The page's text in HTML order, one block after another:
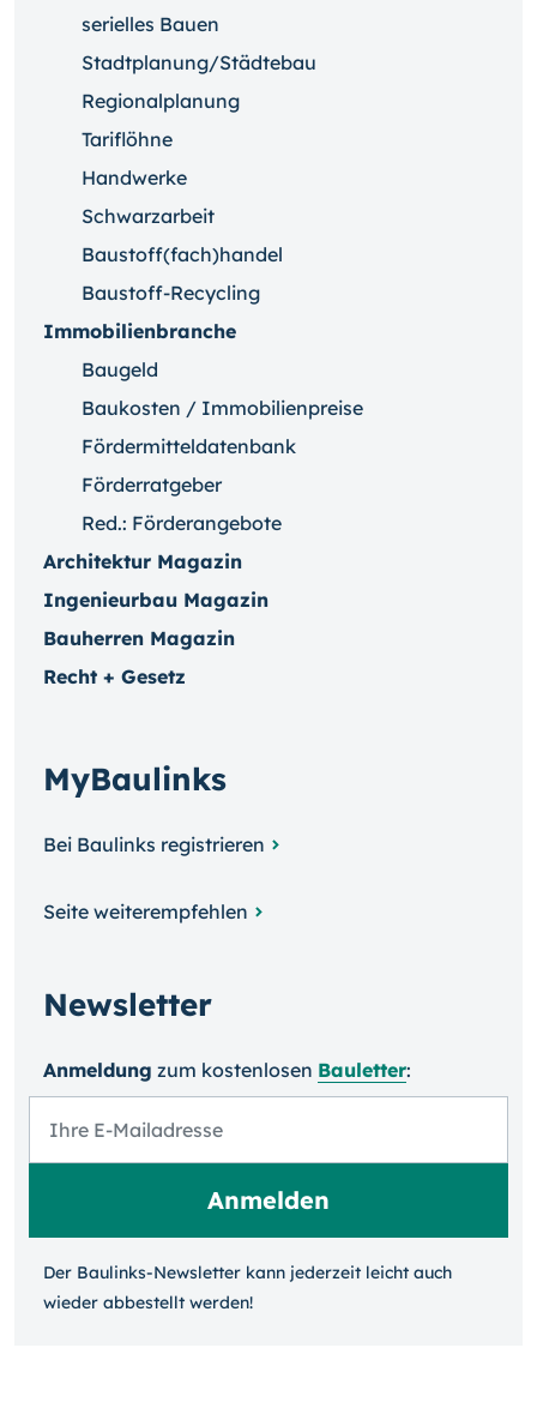
serielles Bauen
Stadtplanung/Städtebau
Regionalplanung
Tariflöhne
Handwerke
Schwarzarbeit
Baustoff(fach)handel
Baustoff-Recycling
Immobilienbranche
Baugeld
Baukosten / Immobilienpreise
Fördermitteldatenbank
Förderratgeber
Red.: Förderangebote
Architektur Magazin
Ingenieurbau Magazin
Bauherren Magazin
Recht + Gesetz
MyBaulinks
Bei Baulinks registrieren
Seite weiterempfehlen
Newsletter
Anmeldung zum kosten­losen Bauletter:
Der Baulinks-Newsletter kann jeder­zeit leicht auch
wieder ab­bestellt werden!